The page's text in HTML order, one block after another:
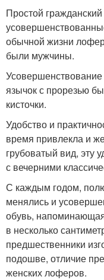
Простой
обычной жизни
были мужчины.
Усовершенствование
язычок с прорезью
кисточки.
Удобство и
время привлекла и
грубоватый вид, эту
с вечерними
С каждым годом,
менялись и
обувь,
в несколько
предшественники
подошве, отличие
женских лоферов.